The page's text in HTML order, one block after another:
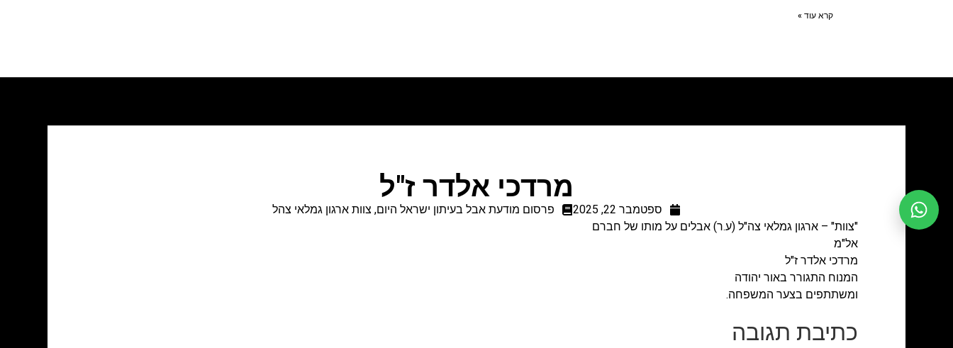
קרא עוד »
מרדכי אלדר ז"ל
ספטמבר 22, 2025 פרסום מודעת אבל בעיתון ישראל היום, צוות ארגון גמלאי צהל
"צוות" – ארגון גמלאי צה"ל (ע.ר) אבלים על מותו של חברם
אל"מ
מרדכי אלדר ז"ל
המנוח התגורר באור יהודה
ומשתתפים בצער המשפחה.
כתיבת תגובה